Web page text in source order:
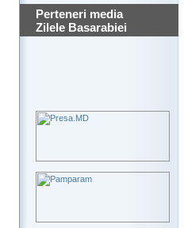
Perteneri media
Zilele Basarabiei